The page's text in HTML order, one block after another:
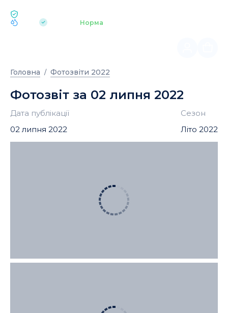
| Норма
Головна Фотозвіти 2022
Фотозвіт за 02 липня 2022
Дата публікації
02 липня 2022
Сезон
Літо 2022